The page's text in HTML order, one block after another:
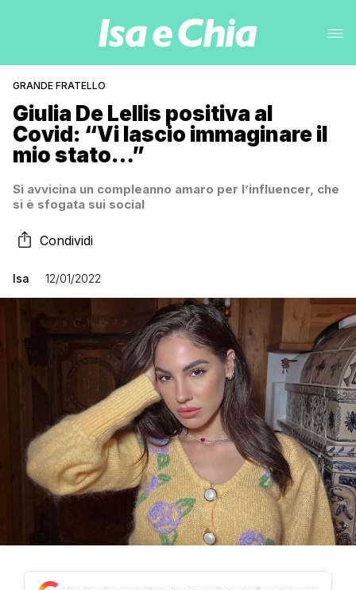
GRANDE FRATELLO
Giulia De Lellis positiva al
Covid: “Vi lascio immaginare il
mio stato…”
Si avvicina un compleanno amaro per l’influencer, che
si è sfogata sui social
Condividi
Isa 12/01/2022